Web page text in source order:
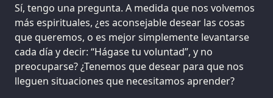
Sí, tengo una pregunta. A medida que nos volvemos
más espirituales, ¿es aconsejable desear las cosas
que queremos, o es mejor simplemente levantarse
cada día y decir: “Hágase tu voluntad”, y no
preocuparse? ¿Tenemos que desear para que nos
lleguen situaciones que necesitamos aprender?